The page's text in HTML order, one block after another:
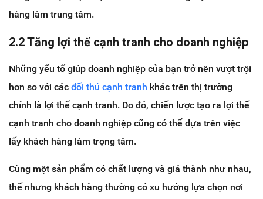
hàng làm trung tâm.
2.2 Tăng lợi thế cạnh tranh cho doanh nghiệp
Những yếu tố giúp doanh nghiệp của bạn trở nên vượt trội
hơn so với các đối thủ cạnh tranh khác trên thị trường
chính là lợi thế cạnh tranh. Do đó, chiến lược tạo ra lợi thế
cạnh tranh cho doanh nghiệp cũng có thể dựa trên việc
lấy khách hàng làm trọng tâm.
Cùng một sản phẩm có chất lượng và giá thành như nhau,
thế nhưng khách hàng thường có xu hướng lựa chọn nơi